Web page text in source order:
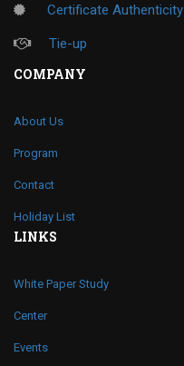
Certificate Authenticity
Tie-up
COMPANY
About Us
Program
Contact
Holiday List
LINKS
White Paper Study
Center
Events